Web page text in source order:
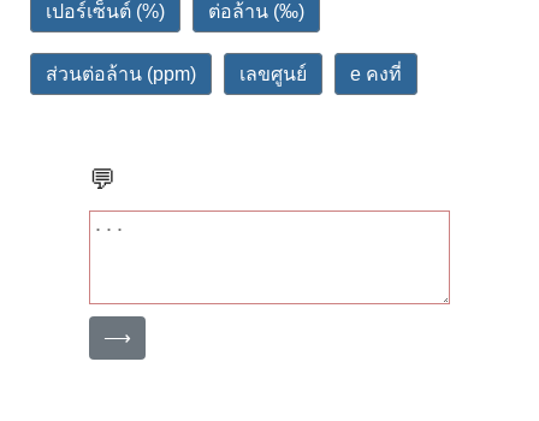
เปอร์เซ็นต์ (%) ต่อล้าน (‰)
ส่วนต่อล้าน (ppm) เลขศูนย์ e คงที่
💬
⟶